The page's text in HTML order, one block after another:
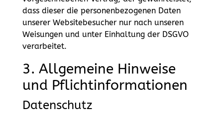
dass dieser die personenbezogenen Daten
unserer Websitebesucher nur nach unseren
Weisungen und unter Einhaltung der DSGVO
verarbeitet.
3. Allgemeine Hinweise
und Pflicht­informationen
Datenschutz